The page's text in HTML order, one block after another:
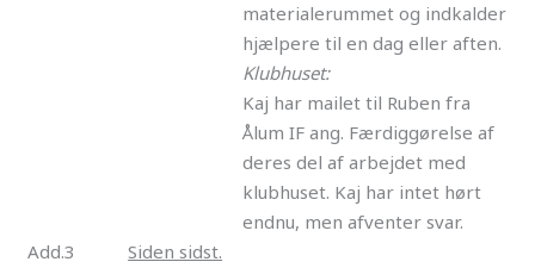
materialerummet og indkalder
hjælpere til en dag eller aften.
Klubhuset:
Kaj har mailet til Ruben fra
Ålum IF ang. Færdiggørelse af
deres del af arbejdet med
klubhuset. Kaj har intet hørt
endnu, men afventer svar.
Add.3Siden sidst.